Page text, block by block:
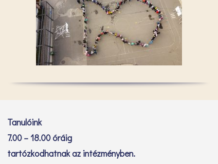
Tanulóink
7.00 – 18.00 óráig
tartózkodhatnak az intézményben.